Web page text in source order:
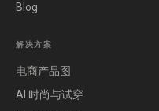
Blog
解决方案
电商产品图
AI 时尚与试穿